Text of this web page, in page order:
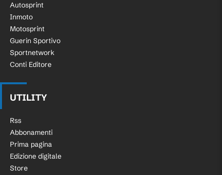
Autosprint
Inmoto
Motosprint
Guerin Sportivo
Sportnetwork
Conti Editore
UTILITY
Rss
Abbonamenti
Prima pagina
Edizione digitale
Store